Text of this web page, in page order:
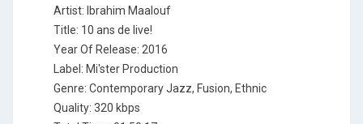
Artist: Ibrahim Maalouf
Title: 10 ans de live!
Year Of Release: 2016
Label: Mi'ster Production
Genre: Contemporary Jazz, Fusion, Ethnic
Quality: 320 kbps